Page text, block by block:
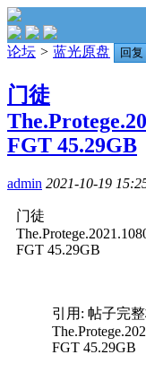
论坛 > 蓝光原盘 回复
门徒
FGT 45.29GB
admin 2021-10-19
门徒
FGT
引用: 帖子完
FGT 45.29GB